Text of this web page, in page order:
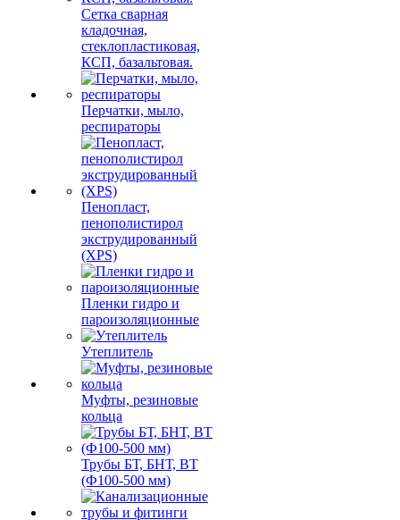
Сетка сварная
кладочная,
стеклопластиковая,
КСП, базальтовая.
Перчатки, мыло,
респираторы
Пенопласт,
пенополистирол
экструдированный
(XPS)
Пленки гидро и
пароизоляционные
Утеплитель
Муфты, резиновые
кольца
Трубы БТ, БНТ, ВТ
(Ф100-500 мм)